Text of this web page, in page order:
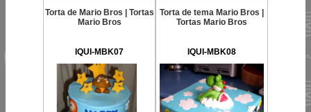
Torta de Mario Bros | Tortas
Mario Bros
IQUI-MBK07
Torta de tema Mario Bros |
Tortas Mario Bros
IQUI-MBK08